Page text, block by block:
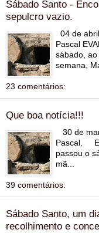
Sábado Santo -
sepulcro vazio.
04 de
Pascal
sábado,
semana,
23 comentários:
Que boa notícia!!!
30 de
Pascal.
passou o
mã...
39 comentários:
Sábado Santo, um
recolhimento e